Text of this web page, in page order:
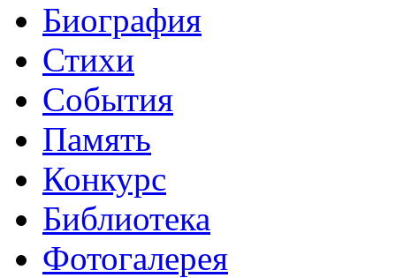
Биография
Стихи
События
Память
Конкурс
Библиотека
Фотогалерея